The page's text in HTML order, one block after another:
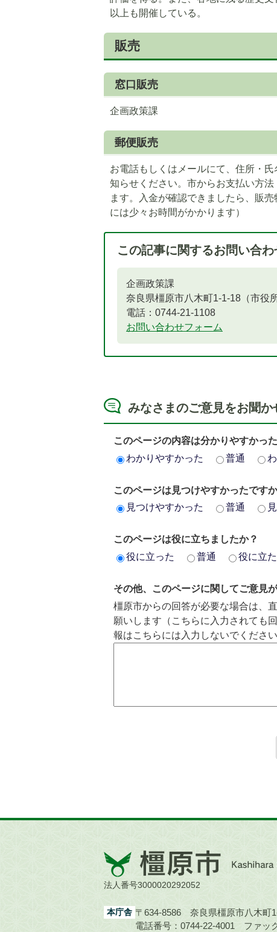
以上も開催している。
販売
窓口販売
企画政策課
郵便販売
お電話もしくはメールにて、住所・
知らせください。市からお支払い方
ます。入金が確認できましたら、販
には少々お時間がかかります）
この記事に関するお問い合わ
企画政策課
奈良県橿原市八木町1-1-18（市役
電話：0744-21-1108
お問い合わせフォーム
みなさまのご意見をお聞か
このページの内容は分かりやすかっ
わかりやすかった
普通
このページは見つけやすかったです
見つけやすかった
普通
このページは役に立ちましたか？
役に立った
普通 役に立
その他、このページに関してご意見
橿原市からの回答が必要な場合は、
願いします（こちらに入力されても
報はこちらには入力しないでください
橿
原
市
City
法人番号3000020292052
本庁舎 〒634-8586 奈良県橿原市八木町
電話番号：0744-22-4001 ファッ